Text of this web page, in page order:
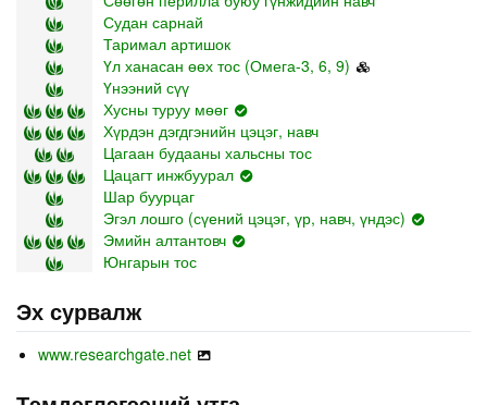
Судан сарнай
Таримал артишок
Үл ханасан өөх тос (Омега-3, 6, 9)
Үнээний сүү
Хусны туруу мөөг
Хүрдэн дэгдгэнийн цэцэг, навч
Цагаан будааны хальсны тос
Цацагт инжбуурал
Шар буурцаг
Эгэл лошго (сүений цэцэг, үр, навч, үндэс)
Эмийн алтантовч
Юнгарын тос
Эх сурвалж
www.researchgate.net